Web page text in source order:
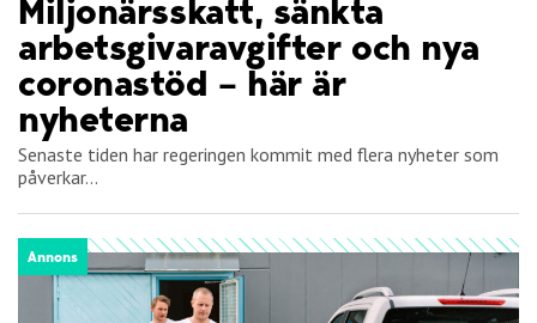
Miljonärsskatt, sänkta
arbetsgivaravgifter och nya
coronastöd – här är
nyheterna
Senaste tiden har regeringen kommit med flera nyheter som
påverkar...
Annons